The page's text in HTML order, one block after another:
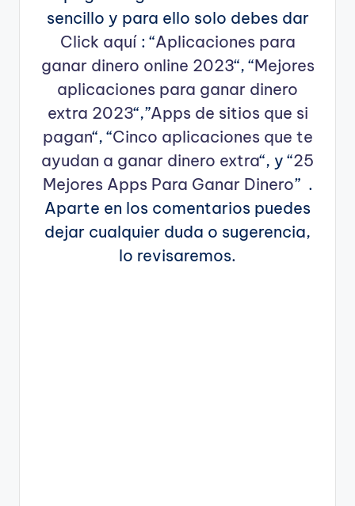
sencillo y para ello solo debes dar
Click aquí: “Aplicaciones para
ganar dinero online 2023“, “Mejores
aplicaciones para ganar dinero
extra 2023“,”Apps de sitios que si
pagan“, “Cinco aplicaciones que te
ayudan a ganar dinero extra“, y “25
Mejores Apps Para Ganar Dinero” .
Aparte en los comentarios puedes
dejar cualquier duda o sugerencia,
lo revisaremos.